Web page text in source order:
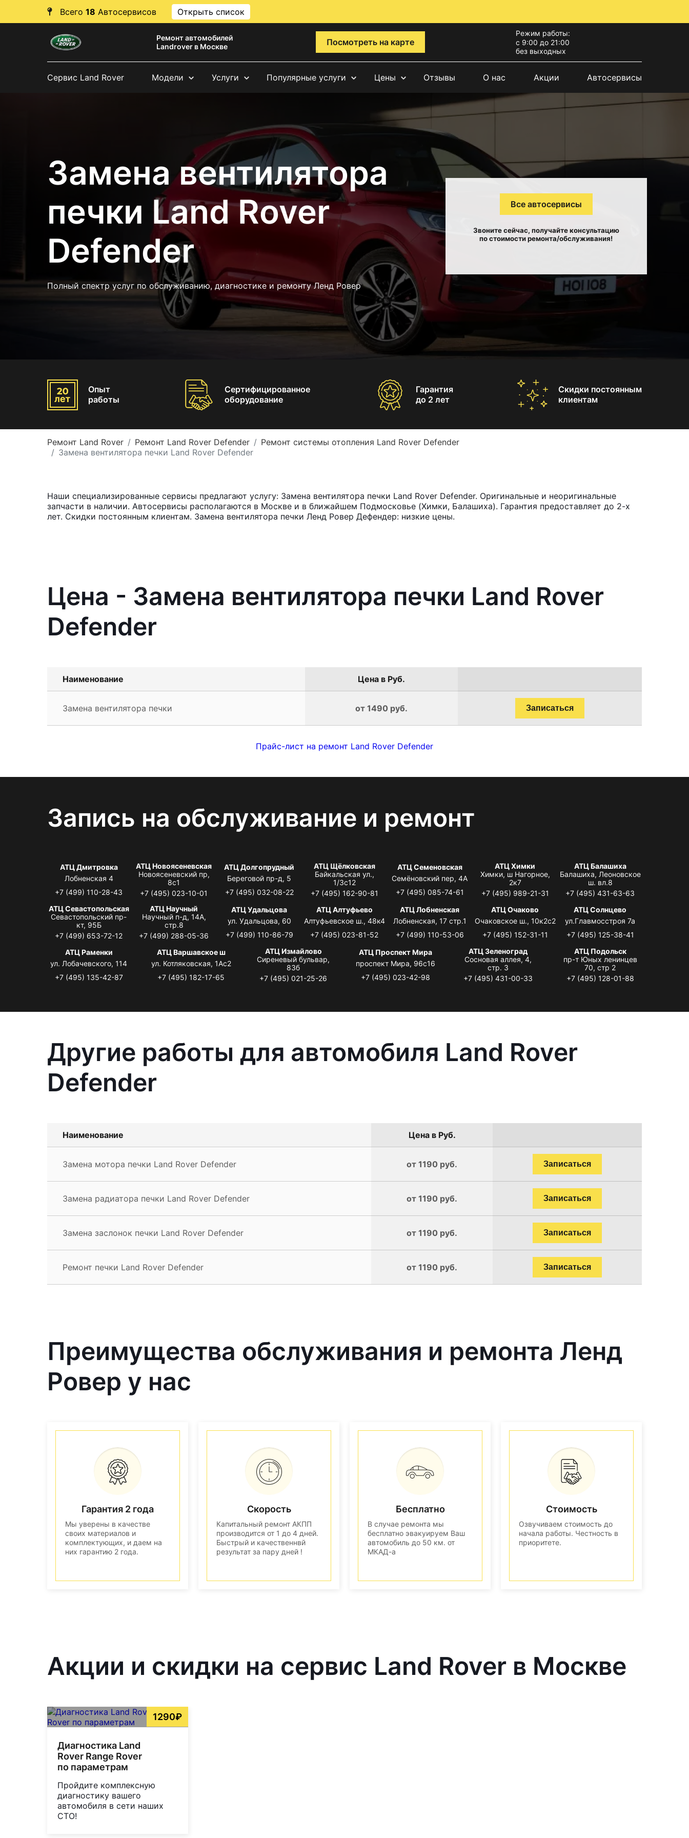
Всего 18 Автосервисов Открыть список
Ремонт автомобилей
Landrover в Москве
Посмотреть на карте
Режим работы:
с 9:00 до 21:00
без выходных
Сервис Land Rover Модели Услуги Популярные услуги Цены Отзывы О нас Акции Автосервисы
Замена вентилятора
печки Land Rover
Defender
Полный спектр услуг по обслуживанию, диагностике и ремонту Ленд Ровер
Все автосервисы
Звоните сейчас, получайте консультацию
по стоимости ремонта/обслуживания!
Опыт
работы
Сертифицированное
оборудование
Гарантия
до 2 лет
Скидки постоянным
клиентам
Ремонт Land Rover Ремонт Land Rover Defender
Ремонт системы отопления Land Rover Defender
Замена вентилятора печки Land Rover Defender
Наши специализированные сервисы предлагают услугу: Замена вентилятора печки Land Rover Defender. Оригинальные и неоригинальные
запчасти в наличии. Автосервисы располагаются в Москве и в ближайшем Подмосковье (Химки, Балашиха). Гарантия предоставляет до 2-х
лет. Скидки постоянным клиентам. Замена вентилятора печки Ленд Ровер Дефендер: низкие цены.
Цена - Замена вентилятора печки Land Rover
Defender
Наименование Цена в Руб.
Замена вентилятора печки от 1490 руб. Записаться
Прайс-лист на ремонт Land Rover Defender
Запись на обслуживание и ремонт
АТЦ Дмитровка
Лобненская 4
+7 (499) 110-28-43
АТЦ Новоясеневская
Новоясеневский пр,
8с1
+7 (495) 023-10-01
АТЦ Долгопрудный
Береговой пр-д, 5
+7 (495) 032-08-22
АТЦ Щёлковская
Байкальская ул.,
1/3с12
+7 (495) 162-90-81
АТЦ Семеновская
Семёновский пер, 4А
+7 (495) 085-74-61
АТЦ Химки
Химки, ш Нагорное,
2к7
+7 (495) 989-21-31
АТЦ Балашиха
Балашиха, Леоновское
ш. вл.8
+7 (495) 431-63-63
АТЦ Севастопольская
Севастопольский пр-
кт, 95Б
+7 (499) 653-72-12
АТЦ Научный
Научный п-д, 14А,
стр.8
+7 (499) 288-05-36
АТЦ Удальцова
ул. Удальцова, 60
+7 (499) 110-86-79
АТЦ Алтуфьево
Алтуфьевское ш., 48к4
+7 (495) 023-81-52
АТЦ Лобненская
Лобненская, 17 стр.1
+7 (499) 110-53-06
АТЦ Очаково
Очаковское ш., 10к2с2
+7 (495) 152-31-11
АТЦ Солнцево
ул.Главмосстроя 7а
+7 (495) 125-38-41
АТЦ Раменки
ул. Лобачевского, 114
+7 (495) 135-42-87
АТЦ Варшавское ш
ул. Котляковская, 1Ас2
+7 (495) 182-17-65
АТЦ Измайлово
Сиреневый бульвар,
83б
+7 (495) 021-25-26
АТЦ Проспект Мира
проспект Мира, 96с16
+7 (495) 023-42-98
АТЦ Зеленоград
Сосновая аллея, 4,
стр. 3
+7 (495) 431-00-33
АТЦ Подольск
пр-т Юных ленинцев
70, стр 2
+7 (495) 128-01-88
Другие работы для автомобиля Land Rover
Defender
Наименование Цена в Руб.
Замена мотора печки Land Rover Defender от 1190 руб. Записаться
Замена радиатора печки Land Rover Defender от 1190 руб. Записаться
Замена заслонок печки Land Rover Defender от 1190 руб. Записаться
Ремонт печки Land Rover Defender от 1190 руб. Записаться
Преимущества обслуживания и ремонта Ленд
Ровер у нас
Гарантия 2 года
Мы уверены в качестве
своих материалов и
комплектующих, и даем на
них гарантию 2 года.
Скорость
Капитальный ремонт АКПП
производится от 1 до 4 дней.
Быстрый и качественнвй
результат за пару дней !
Бесплатно
В случае ремонта мы
бесплатно эвакуируем Ваш
автомобиль до 50 км. от
МКАД-а
Стоимость
Озвучиваем стоимость до
начала работы. Честность в
приоритете.
Акции и скидки на сервис Land Rover в Москве
1290₽
Диагностика Land
Rover Range Rover
по параметрам
Пройдите комплексную
диагностику вашего
автомобиля в сети наших
СТО!